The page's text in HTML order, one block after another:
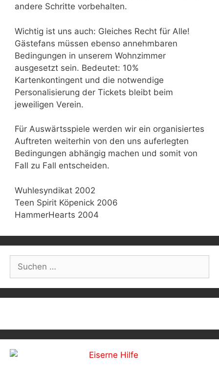
andere Schritte vorbehalten.
Wichtig ist uns auch: Gleiches Recht für Alle!
Gästefans müssen ebenso annehmbaren
Bedingungen in unserem Wohnzimmer
ausgesetzt sein. Bedeutet: 10%
Kartenkontingent und die notwendige
Personalisierung der Tickets bleibt beim
jeweiligen Verein.
Für Auswärtsspiele werden wir ein organisiertes
Auftreten weiterhin von den uns auferlegten
Bedingungen abhängig machen und somit von
Fall zu Fall entscheiden.
Wuhlesyndikat 2002
Teen Spirit Köpenick 2006
HammerHearts 2004
navigation
nach: